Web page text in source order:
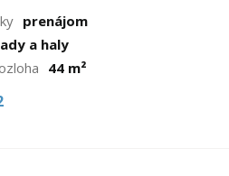
prenájom
a haly
44 m²